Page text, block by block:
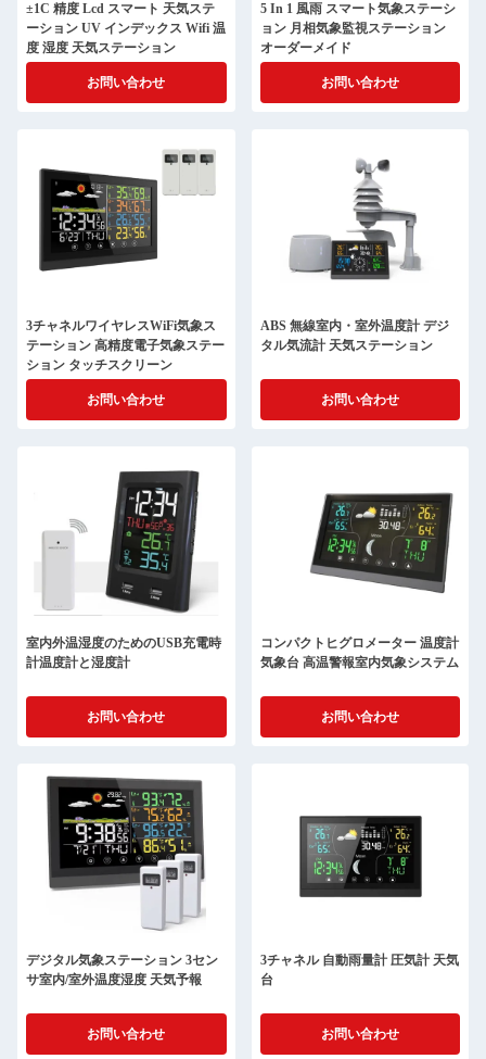
±1C 精度 Lcd スマート 天気ステ
ーション UV インデックス Wifi 温
度 湿度 天気ステーション
お問い合わせ
5 In 1 風雨 スマート気象ステーシ
ョン 月相気象監視ステーション
オーダーメイド
お問い合わせ
3チャネルワイヤレスWiFi気象ス
テーション 高精度電子気象ステー
ション タッチスクリーン
お問い合わせ
ABS 無線室内・室外温度計 デジ
タル気流計 天気ステーション
お問い合わせ
室内外温湿度のためのUSB充電時
計温度計と湿度計
お問い合わせ
コンパクトヒグロメーター 温度計
気象台 高温警報室内気象システム
お問い合わせ
デジタル気象ステーション 3セン
サ室内/室外温度湿度 天気予報
お問い合わせ
3チャネル 自動雨量計 圧気計 天気
台
お問い合わせ